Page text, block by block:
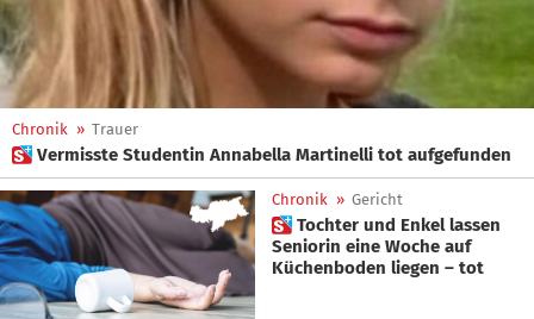
Chronik » Trauer
 Vermisste Studentin Annabella Martinelli tot aufgefunden
Chronik » Gericht
 Tochter und Enkel lassen
Seniorin eine Woche auf
Küchenboden liegen – tot